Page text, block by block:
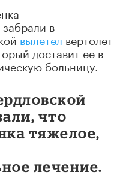
в
вылетел вертолет
доставит ее в
больницу.
что
тяжелое,
лечение.